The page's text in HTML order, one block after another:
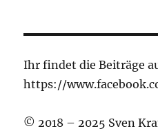
Ihr findet die Beiträge
https://
© 2018 – 2025 Sven